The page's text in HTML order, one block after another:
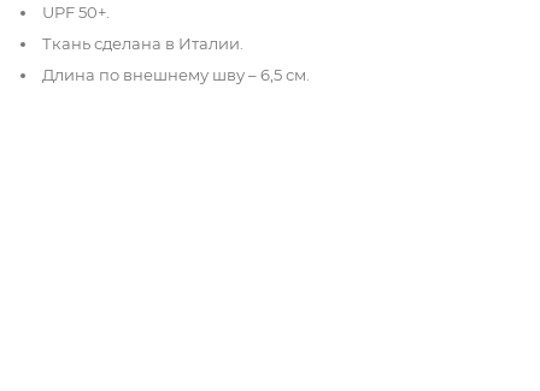
UPF 50+.
Ткань сделана в Италии.
Длина по внешнему шву – 6,5 см.